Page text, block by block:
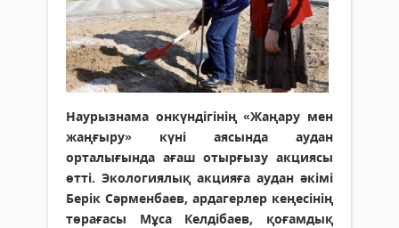
Наурызнама онкүндігінің «Жаңару мен
жаңғыру» күні аясында аудан
орталығында ағаш отырғызу акциясы
өтті. Экологиялық акцияға аудан әкімі
Берік Сәрменбаев, ардагерлер кеңесінің
төрағасы Мұса Келдібаев, қоғамдық